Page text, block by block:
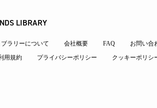
LIBRARY
ラリーについて 会社概要 FAQ
お問い合
用規約 プライバシーポリシー クッキーポリシ